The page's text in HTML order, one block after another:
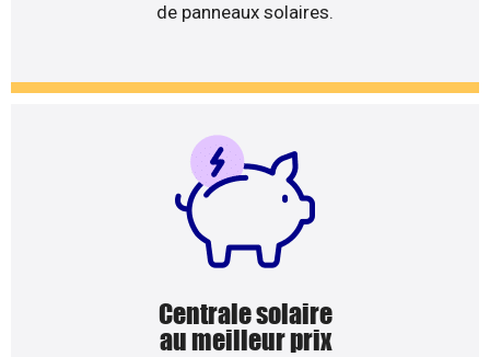
de panneaux solaires.
Centrale solaire
au meilleur prix